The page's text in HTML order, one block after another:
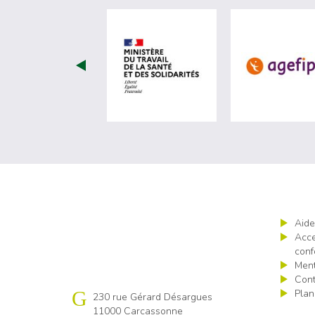
visiter les site de
Cap emploi 11
230 rue Gérard Désargues
11000 Carcassonne